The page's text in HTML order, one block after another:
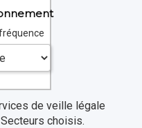
de veille légale
choisis.